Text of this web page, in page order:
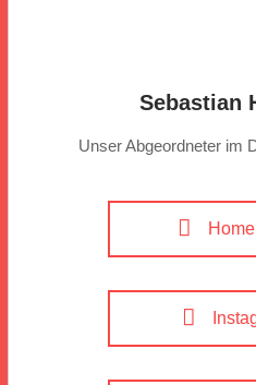
Sebastian
Unser Abgeordneter im